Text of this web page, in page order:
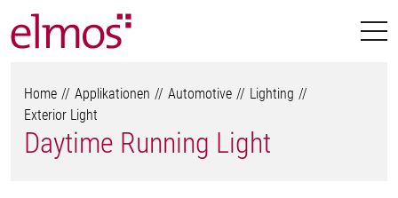
Home Applikationen Automotive
Lighting
Exterior Light
Daytime Running Light